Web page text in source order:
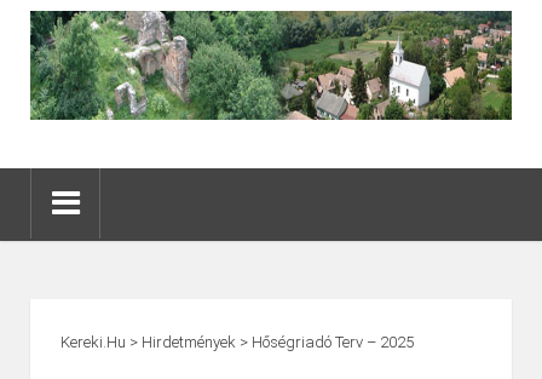
Kereki.hu > Hirdetmények > Hőségriadó Terv – 2025